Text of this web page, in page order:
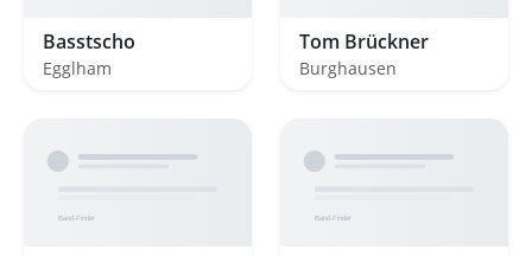
Basstscho
Egglham
Tom Brückner
Burghausen